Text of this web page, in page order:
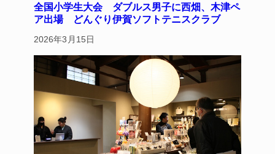
全国小学生大会 ダブルス男子に西畑、木津ペ
ア出場 どんぐり伊賀ソフトテニスクラブ
2026年3月15日